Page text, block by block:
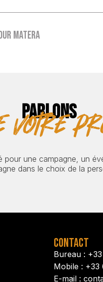
Matera
PARLONS
votre
pour une campagne, un
dans le choix de la
CONTACT
Bureau :
Mobile : +33
E-mail :